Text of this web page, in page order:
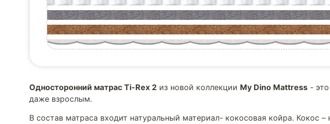
Односторонний матрас Ti-Rex 2 из новой коллекции My Dino Mattress -
даже взрослым.
В состав матраса входит натуральный материал- кокосовая койра.